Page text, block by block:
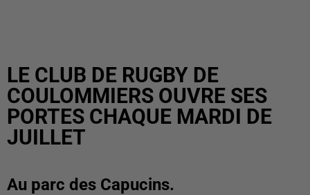
LE CLUB DE RUGBY DE
COULOMMIERS OUVRE SES
PORTES CHAQUE MARDI DE
JUILLET
Au parc des Capucins.